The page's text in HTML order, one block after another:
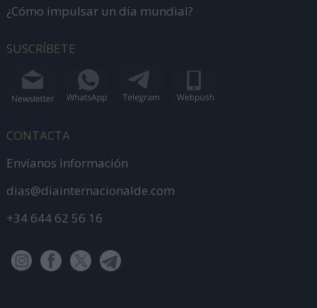
¿Cómo impulsar un día mundial?
SUSCRÍBETE
CONTACTA
Envíanos información
dias@diainternacionalde.com
+34 644 62 56 16